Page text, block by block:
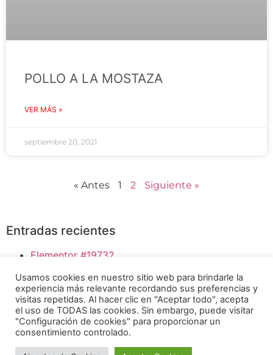
POLLO A LA MOSTAZA
VER MÁS »
septiembre 20, 2021
« Antes 1 2 Siguiente »
Entradas recientes
Elementor #19732
HUMMUS DE GARBANZO
SI LE DAS PAPILLAS A TÚ BEBÉ, ESTO TE
INTERESA
BENEFICIOS DE COCINAR SIN GRASA
INSTAGRAM
Usamos cookies en nuestro sitio web para brindarle la
experiencia más relevante recordando sus preferencias y
visitas repetidas. Al hacer clic en "Aceptar todo", acepta
el uso de TODAS las cookies. Sin embargo, puede visitar
"Configuración de cookies" para proporcionar un
consentimiento controlado.